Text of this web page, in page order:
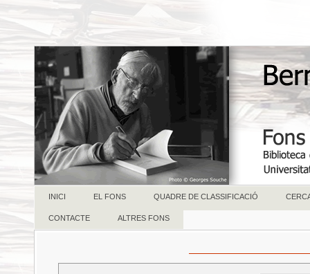
INICI EL FONS QUADRE DE CLASSIFICACIÓ
CONTACTE ALTRES FONS